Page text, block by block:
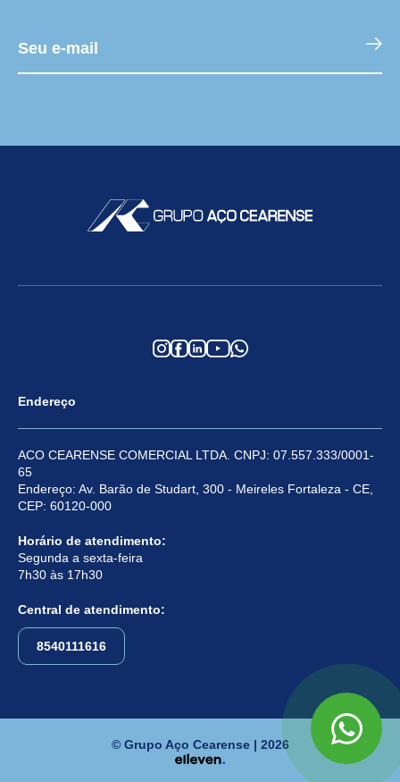
Endereço
ACO CEARENSE COMERCIAL LTDA. CNPJ: 07.557.333/0001-
65
Endereço: Av. Barão de Studart, 300 - Meireles Fortaleza - CE,
CEP: 60120-000
Horário de atendimento:
Segunda a sexta-feira
7h30 às 17h30
Central de atendimento:
8540111616
© Grupo Aço Cearense | 2026